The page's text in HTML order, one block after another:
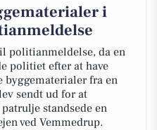
i
politianmeldelse, da en
politiet efter at have
byggematerialer fra en
sendt ud for at
standsede en
ved Vemmedrup.